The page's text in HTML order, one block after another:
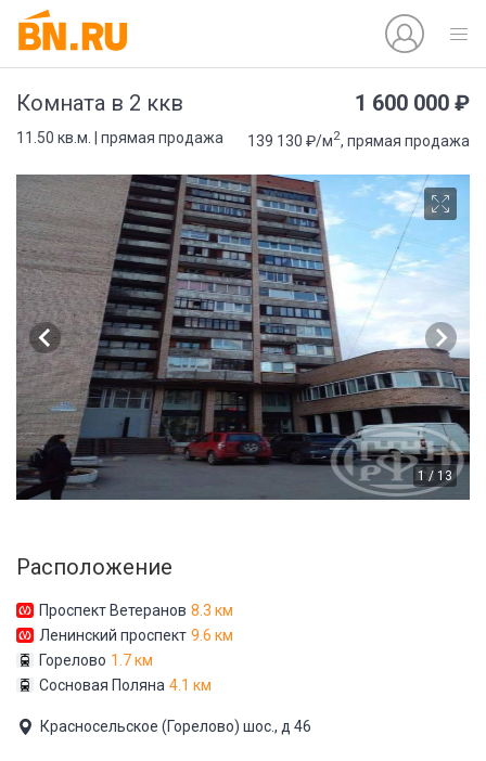
Комната в 2 ккв 1 600 000 ₽
11.50 кв.м. | прямая продажа 139 130 ₽/м2, прямая продажа
1 / 13
Расположение
Проспект Ветеранов 8.3 км
Ленинский проспект 9.6 км
Горелово 1.7 км
Сосновая Поляна 4.1 км
Красносельское (Горелово) шос., д 46